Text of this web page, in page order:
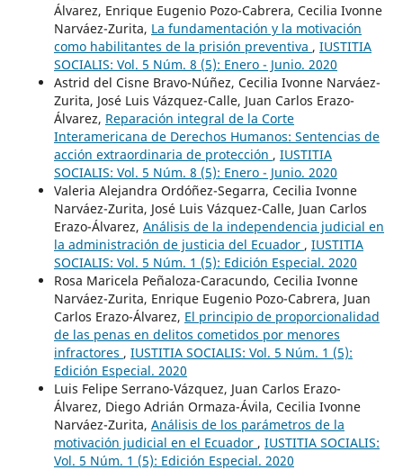
Álvarez, Enrique Eugenio Pozo-Cabrera, Cecilia Ivonne
Narváez-Zurita, La fundamentación y la motivación
como habilitantes de la prisión preventiva , IUSTITIA
SOCIALIS: Vol. 5 Núm. 8 (5): Enero - Junio. 2020
Astrid del Cisne Bravo-Núñez, Cecilia Ivonne Narváez-
Zurita, José Luis Vázquez-Calle, Juan Carlos Erazo-
Álvarez, Reparación integral de la Corte
Interamericana de Derechos Humanos: Sentencias de
acción extraordinaria de protección , IUSTITIA
SOCIALIS: Vol. 5 Núm. 8 (5): Enero - Junio. 2020
Valeria Alejandra Ordóñez-Segarra, Cecilia Ivonne
Narváez-Zurita, José Luis Vázquez-Calle, Juan Carlos
Erazo-Álvarez, Análisis de la independencia judicial en
la administración de justicia del Ecuador , IUSTITIA
SOCIALIS: Vol. 5 Núm. 1 (5): Edición Especial. 2020
Rosa Maricela Peñaloza-Caracundo, Cecilia Ivonne
Narváez-Zurita, Enrique Eugenio Pozo-Cabrera, Juan
Carlos Erazo-Álvarez, El principio de proporcionalidad
de las penas en delitos cometidos por menores
infractores , IUSTITIA SOCIALIS: Vol. 5 Núm. 1 (5):
Edición Especial. 2020
Luis Felipe Serrano-Vázquez, Juan Carlos Erazo-
Álvarez, Diego Adrián Ormaza-Ávila, Cecilia Ivonne
Narváez-Zurita, Análisis de los parámetros de la
motivación judicial en el Ecuador , IUSTITIA SOCIALIS:
Vol. 5 Núm. 1 (5): Edición Especial. 2020